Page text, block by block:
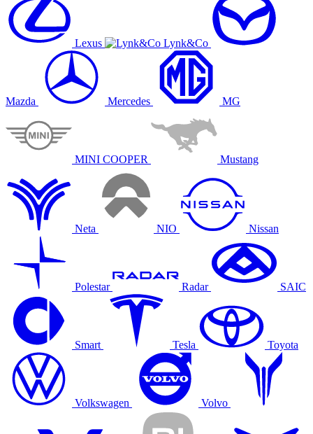
Lexus Lynk&Co
Mazda Mercedes MG
MINI COOPER Mustang
Neta NIO Nissan
Polestar Radar SAIC
Smart Tesla Toyota
Volkswagen Volvo